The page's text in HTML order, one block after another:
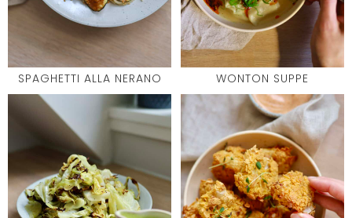
SPAGHETTI ALLA NERANO WONTON SUPPE